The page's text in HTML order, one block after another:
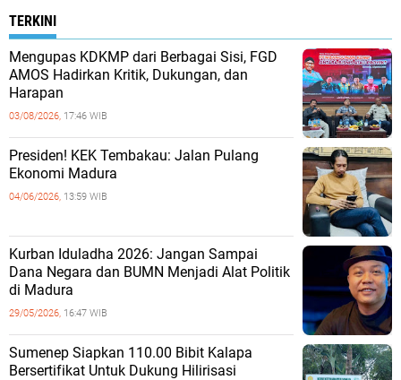
TERKINI
Mengupas KDKMP dari Berbagai Sisi, FGD
AMOS Hadirkan Kritik, Dukungan, dan
Harapan
03/08/2026, 17:46 WIB
Presiden! KEK Tembakau: Jalan Pulang
Ekonomi Madura
04/06/2026, 13:59 WIB
Kurban Iduladha 2026: Jangan Sampai
Dana Negara dan BUMN Menjadi Alat Politik
di Madura
29/05/2026, 16:47 WIB
Sumenep Siapkan 110.00 Bibit Kalapa
Bersertifikat Untuk Dukung Hilirisasi